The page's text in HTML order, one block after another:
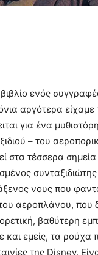
βιβλίο ενός
αργότερα είχαμε
για ένα
– του
τέσσερα σημεία
νους που
αεροπλάνου, που
βαθύτερη
εμείς, τα ρούχα
της Disney.